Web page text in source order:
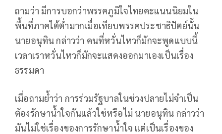
ถามว่า มีการบอกว่าพรรคภูมิใจไทยคะแนนนิยมใน
พื้นที่ภาคใต้ต่ำมากเมื่อเทียบพรรคประชาธิปัตย์นั้น
นายอนุทิน กล่าวว่า คนที่หวั่นไหวก็มักจะพูดแบบนี้
เวลาเราหวั่นไหวก็มักจะแสดงออกมาเองเป็นเรื่อง
ธรรมดา
เมื่อถามย้ำว่า การร่วมรัฐบาลในช่วงปลายไม่จำเป็น
ต้องรักษาน้ำใจกันแล้วใช่หรือไม่ นายอนุทิน กล่าวว่า
มันไม่ใช่เรื่องของการรักษาน้ำใจ แต่เป็นเรื่องของ